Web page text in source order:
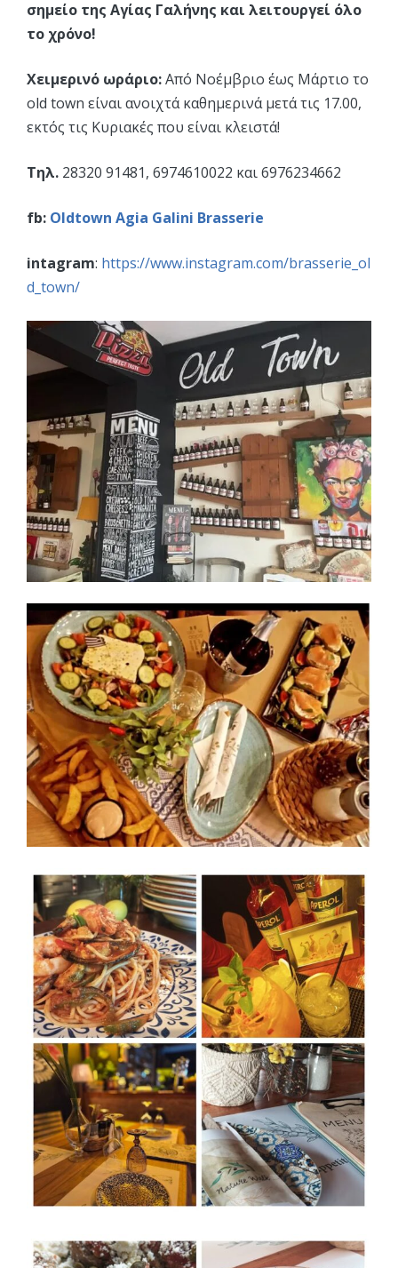
σημείο της Αγίας Γαλήνης και λειτουργεί όλο
το χρόνο!
Χειμερινό ωράριο:Από Νοέμβριο έως Μάρτιο το
old town είναι ανοιχτά καθημερινά μετά τις 17.00,
εκτός τις Κυριακές που είναι κλειστά!
Τηλ. 28320 91481, 6974610022 και 6976234662
fb: Oldtown Agia Galini Brasserie
intagram: https://www.instagram.com/brasserie_ol
d_town/